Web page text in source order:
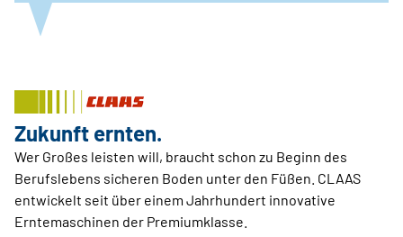
Zukunft ernten.
Wer Großes leisten will, braucht schon zu Beginn des
Berufslebens sicheren Boden unter den Füßen. CLAAS
entwickelt seit über einem Jahrhundert innovative
Erntemaschinen der Premiumklasse.